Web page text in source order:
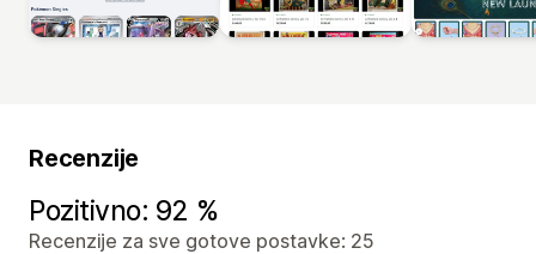
Recenzije
Pozitivno: 92 %
Recenzije za sve gotove postavke: 25